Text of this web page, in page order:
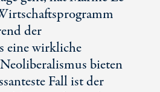
der
eine wirkliche
bieten
Fall ist der